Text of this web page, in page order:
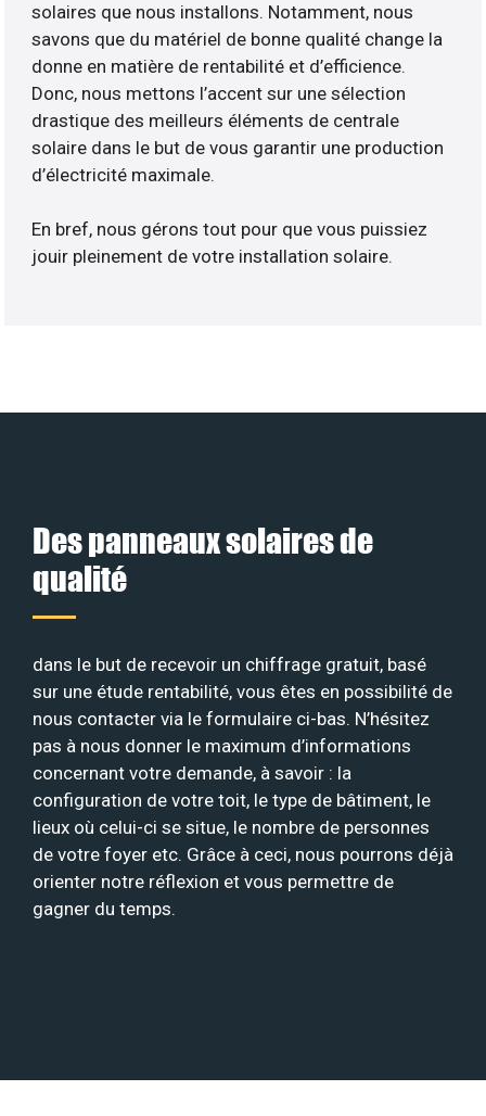
solaires que nous installons. Notamment, nous
savons que du matériel de bonne qualité change la
donne en matière de rentabilité et d’efficience.
Donc, nous mettons l’accent sur une sélection
drastique des meilleurs éléments de centrale
solaire dans le but de vous garantir une production
d’électricité maximale.
En bref, nous gérons tout pour que vous puissiez
jouir pleinement de votre installation solaire.
Des panneaux solaires de
qualité
dans le but de recevoir un chiffrage gratuit, basé
sur une étude rentabilité, vous êtes en possibilité de
nous contacter via le formulaire ci-bas. N’hésitez
pas à nous donner le maximum d’informations
concernant votre demande, à savoir : la
configuration de votre toit, le type de bâtiment, le
lieux où celui-ci se situe, le nombre de personnes
de votre foyer etc. Grâce à ceci, nous pourrons déjà
orienter notre réflexion et vous permettre de
gagner du temps.